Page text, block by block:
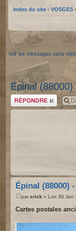
Index du site ‹ VOSGES ‹
Voir les messages sans
Épinal
Répondre
Épinal (88000)
par erick » Lun 30 Jan
Cartes postales